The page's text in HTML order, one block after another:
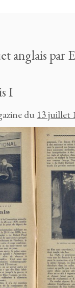
anglais par
I
du 13 juillet